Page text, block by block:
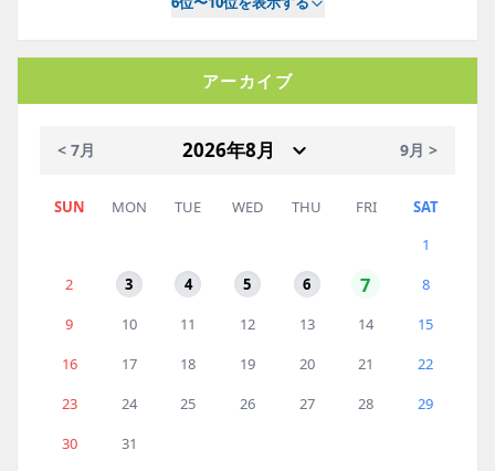
アーカイブ
< 7月 9月 >
SUN MON TUE WED THU FRI
SAT
1
2
3 4 5 6 7
8
9
10 11 12 13 14
15
16
17 18 19 20 21
22
23
24 25 26 27 28
29
30
31